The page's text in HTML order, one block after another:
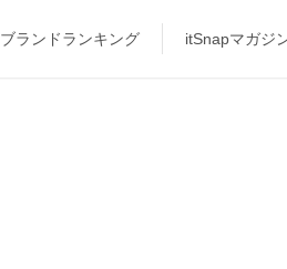
ブランドランキング itSnapマガジ